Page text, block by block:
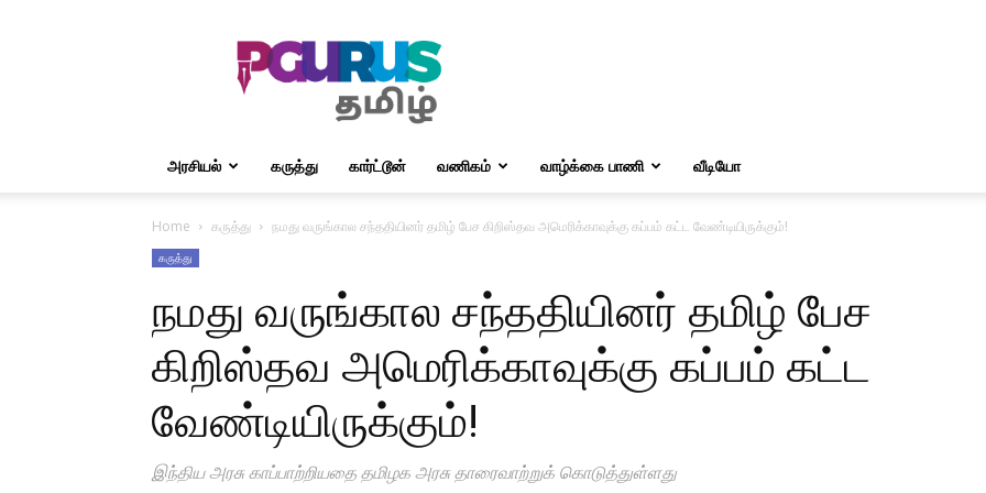
PGurus1
அரசியல் கருத்து கார்ட்டூன் வணிகம் வாழ்க்கை பாணி வீடியோ
Home கருத்து நமது வருங்கால சந்ததியினர் தமிழ் பேச கிறிஸ்தவ அமெரிக்காவுக்கு கப்பம் கட்ட வேண்டியிருக்கும்!
கருத்து
நமது வருங்கால சந்ததியினர் தமிழ் பேச
கிறிஸ்தவ அமெரிக்காவுக்கு கப்பம் கட்ட
வேண்டியிருக்கும்!
இந்திய அரசு காப்பாற்றியதை தமிழக அரசு தாரைவாற்றுக் கொடுத்துள்ளது